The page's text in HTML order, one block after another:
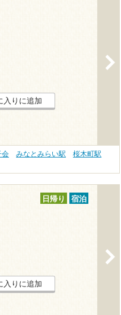
入りに追加
会 みなとみらい駅
桜木町駅
日帰り 宿泊
入りに追加